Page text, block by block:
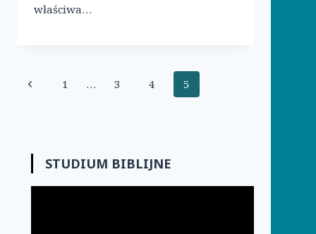
właściwa…
Nawigacja
Poprzednia
1 … 3 4 5
STUDIUM BIBLIJNE